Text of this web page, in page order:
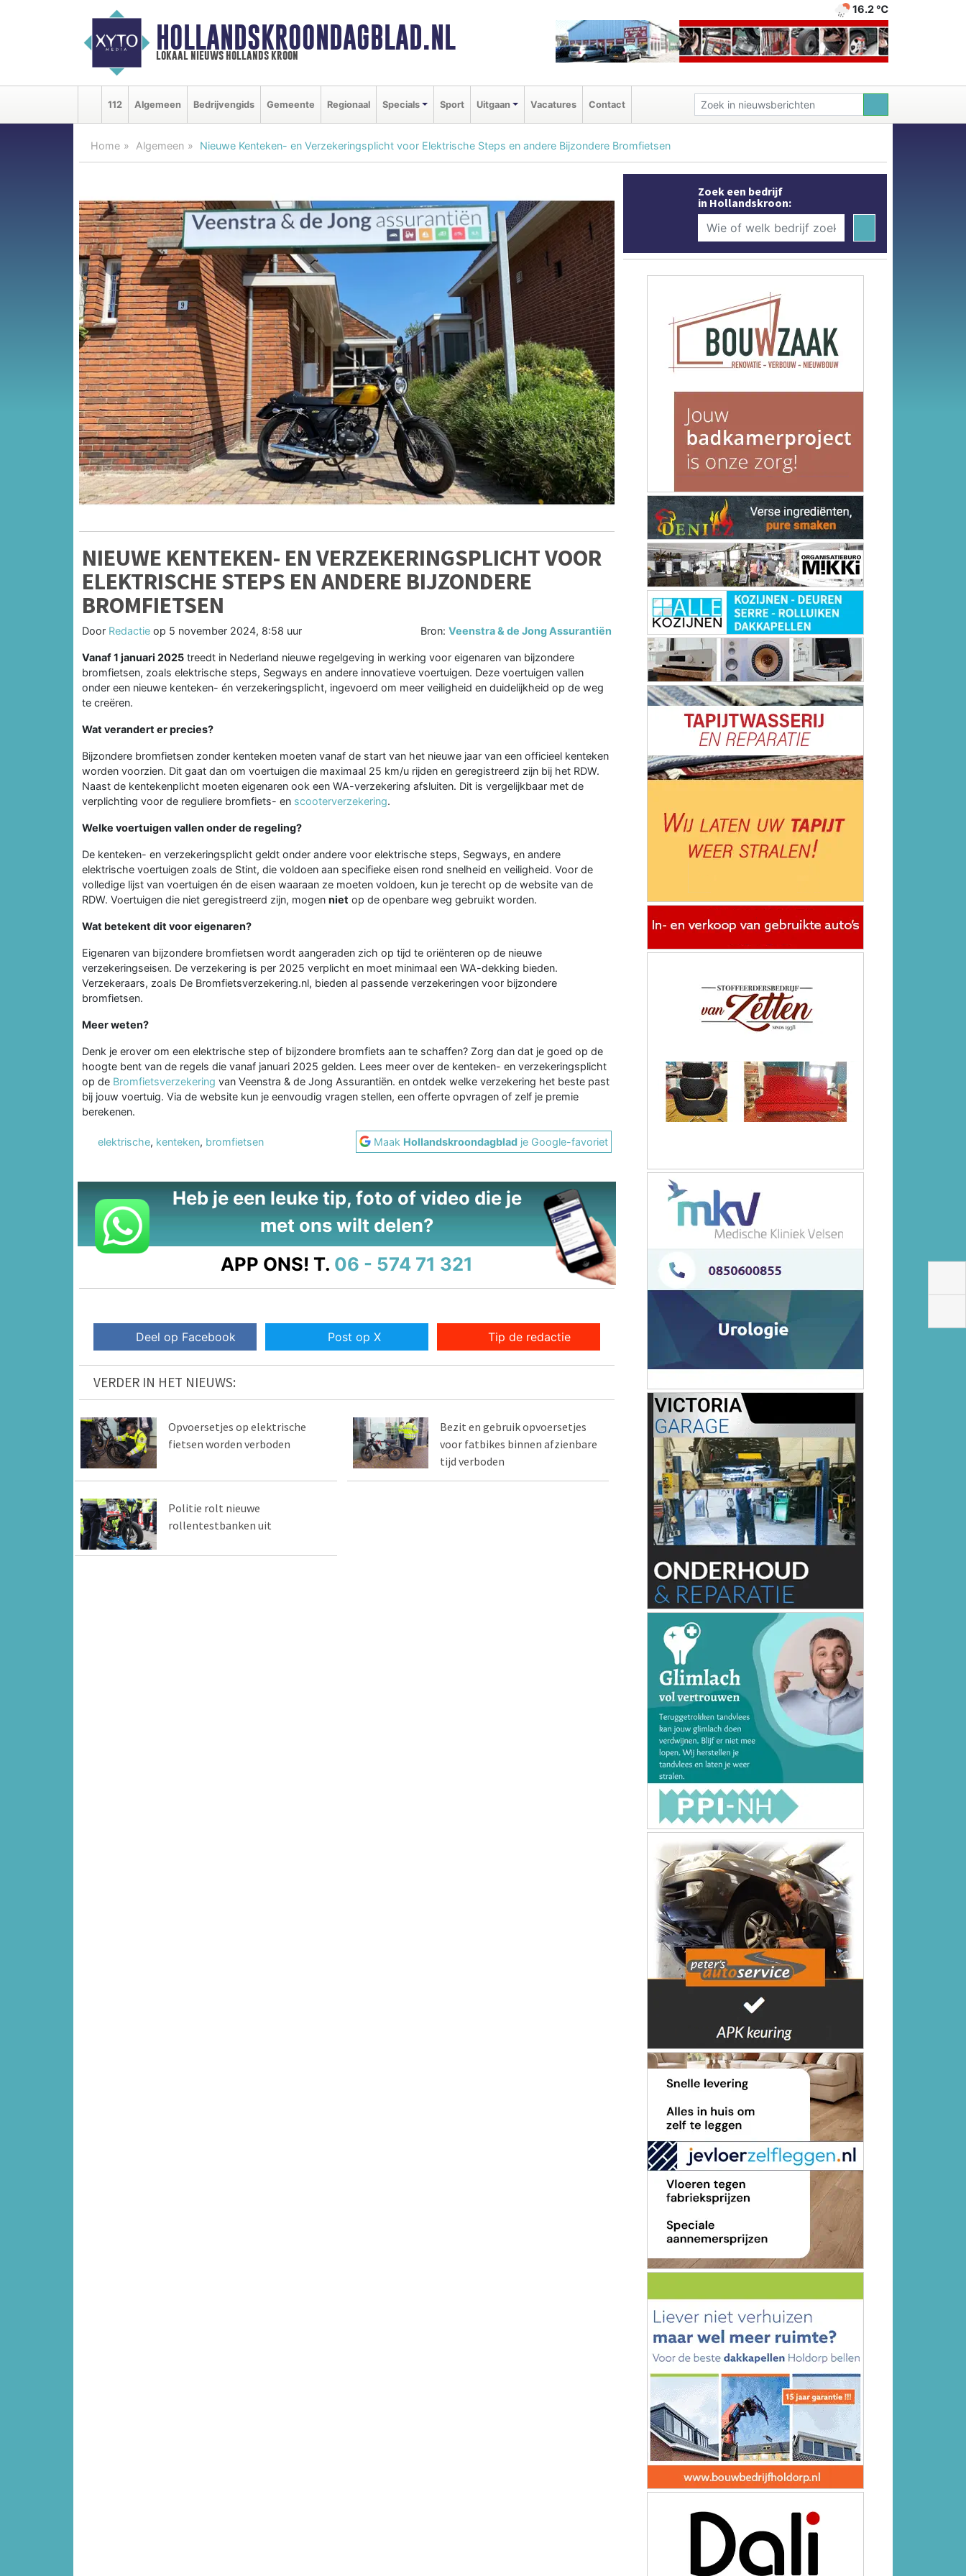
HOLLANDSKROONDAGBLAD.NL
lokaal nieuws hollands kroon
16.2 ℃
112 Algemeen Bedrijvengids Gemeente Regionaal Specials Sport Uitgaan Vacatures Contact
Home Algemeen Nieuwe Kenteken- en Verzekeringsplicht voor Elektrische Steps en andere Bijzondere Bromfietsen
NIEUWE KENTEKEN- EN VERZEKERINGSPLICHT VOOR
ELEKTRISCHE STEPS EN ANDERE BIJZONDERE
BROMFIETSEN
Door Redactie op 5 november 2024, 8:58 uur Bron:Veenstra & de Jong Assurantiën
Vanaf 1 januari 2025 treedt in Nederland nieuwe regelgeving in werking voor eigenaren van bijzondere
bromfietsen, zoals elektrische steps, Segways en andere innovatieve voertuigen. Deze voertuigen vallen
onder een nieuwe kenteken- én verzekeringsplicht, ingevoerd om meer veiligheid en duidelijkheid op de weg
te creëren.
Wat verandert er precies?
Bijzondere bromfietsen zonder kenteken moeten vanaf de start van het nieuwe jaar van een officieel kenteken
worden voorzien. Dit gaat dan om voertuigen die maximaal 25 km/u rijden en geregistreerd zijn bij het RDW.
Naast de kentekenplicht moeten eigenaren ook een WA-verzekering afsluiten. Dit is vergelijkbaar met de
verplichting voor de reguliere bromfiets- en scooterverzekering.
Welke voertuigen vallen onder de regeling?
De kenteken- en verzekeringsplicht geldt onder andere voor elektrische steps, Segways, en andere
elektrische voertuigen zoals de Stint, die voldoen aan specifieke eisen rond snelheid en veiligheid. Voor de
volledige lijst van voertuigen én de eisen waaraan ze moeten voldoen, kun je terecht op de website van de
RDW. Voertuigen die niet geregistreerd zijn, mogen niet op de openbare weg gebruikt worden.
Wat betekent dit voor eigenaren?
Eigenaren van bijzondere bromfietsen wordt aangeraden zich op tijd te oriënteren op de nieuwe
verzekeringseisen. De verzekering is per 2025 verplicht en moet minimaal een WA-dekking bieden.
Verzekeraars, zoals De Bromfietsverzekering.nl, bieden al passende verzekeringen voor bijzondere
bromfietsen.
Meer weten?
Denk je erover om een elektrische step of bijzondere bromfiets aan te schaffen? Zorg dan dat je goed op de
hoogte bent van de regels die vanaf januari 2025 gelden. Lees meer over de kenteken- en verzekeringsplicht
op de Bromfietsverzekering van Veenstra & de Jong Assurantiën. en ontdek welke verzekering het beste past
bij jouw voertuig. Via de website kun je eenvoudig vragen stellen, een offerte opvragen of zelf je premie
berekenen.
elektrische, kenteken, bromfietsen Maak Hollandskroondagblad je Google-favoriet
Heb je een leuke tip, foto of video die je
met ons wilt delen?
APP ONS! T. 06 - 574 71 321
Deel op Facebook Post op X Tip de redactie
VERDER IN HET NIEUWS:
Opvoersetjes op elektrische
fietsen worden verboden
Bezit en gebruik opvoersetjes
voor fatbikes binnen afzienbare
tijd verboden
Politie rolt nieuwe
rollentestbanken uit
Zoek een bedrijf
in Hollandskroon: